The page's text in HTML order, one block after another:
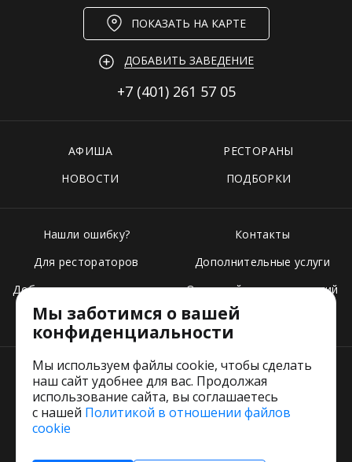
ПОКАЗАТЬ НА КАРТЕ
ДОБАВИТЬ ЗАВЕДЕНИЕ
+7 (401) 261 57 05
АФИША
РЕСТОРАНЫ
НОВОСТИ
ПОДБОРКИ
Нашли ошибку?
Для рестораторов
Добавить свое заведение
Тарифы
Контакты
Дополнительные услуги
Основной стек технологий
Пользовательское соглашение
Мы заботимся о вашей
конфиденциальности
Мы используем файлы cookie, чтобы сделать
наш сайт удобнее для вас. Продолжая
использование сайта, вы соглашаетесь
с нашей Политикой в отношении файлов
cookie